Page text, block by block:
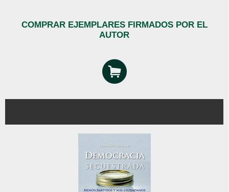
COMPRAR EJEMPLARES FIRMADOS POR EL
AUTOR